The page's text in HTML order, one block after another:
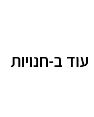
עוד ב-חנויות